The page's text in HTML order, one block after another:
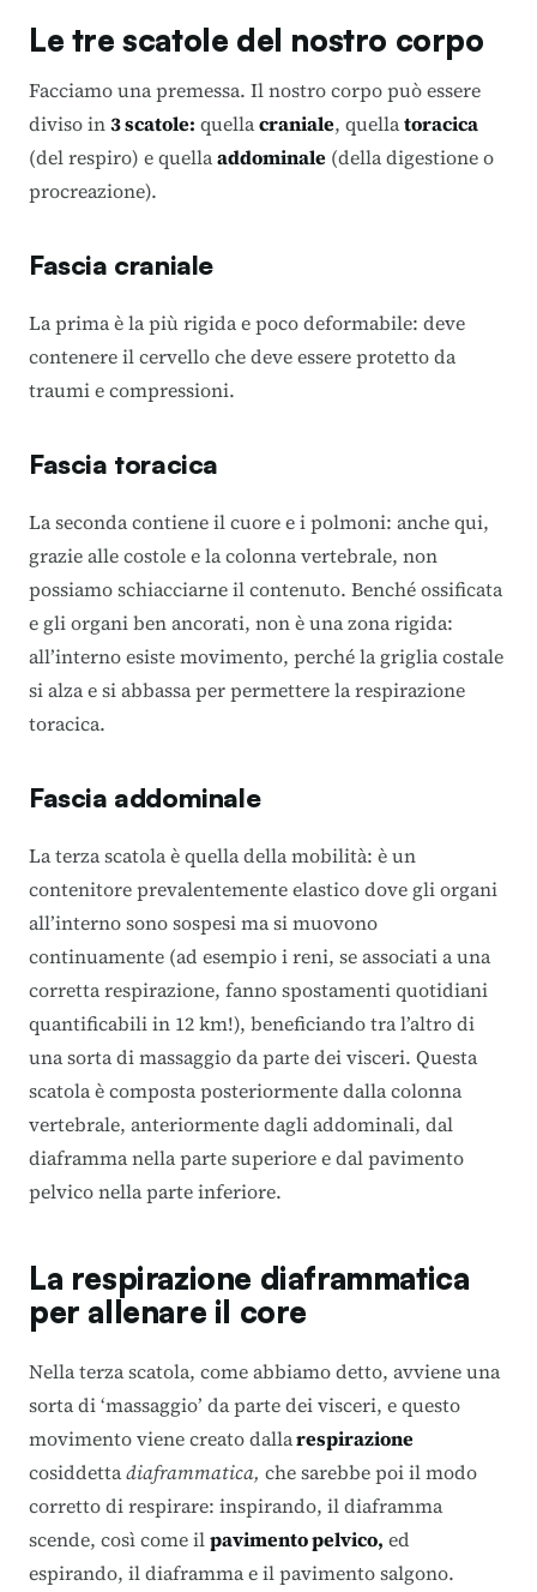
Le tre scatole del nostro corpo
Facciamo una premessa. Il nostro corpo può essere
diviso in3 scatole: quellacraniale, quellatoracica
(del respiro) e quellaaddominale (della digestione o
procreazione).
Fascia craniale
La prima è la più rigida e poco deformabile: deve
contenere il cervello che deve essere protetto da
traumi e compressioni.
Fascia toracica
La seconda contiene il cuore e i polmoni: anche qui,
grazie alle costole e la colonna vertebrale, non
possiamo schiacciarne il contenuto. Benché ossificata
e gli organi ben ancorati, non è una zona rigida:
all’interno esiste movimento, perché la griglia costale
si alza e si abbassa per permettere la respirazione
toracica.
Fascia addominale
La terza scatola è quella della mobilità: è un
contenitore prevalentemente elastico dove gli organi
all’interno sono sospesi ma si muovono
continuamente (ad esempio i reni, se associati a una
corretta respirazione, fanno spostamenti quotidiani
quantificabili in 12 km!), beneficiando tra l’altro di
una sorta di massaggio da parte dei visceri. Questa
scatola è composta posteriormente dalla colonna
vertebrale, anteriormente dagli addominali, dal
diaframma nella parte superiore e dal pavimento
pelvico nella parte inferiore.
La respirazione diaframmatica
per allenare il core
Nella terza scatola, come abbiamo detto, avviene una
sorta di ‘massaggio’ da parte dei visceri, e questo
movimento viene creato dallarespirazione
cosiddettadiaframmatica, che sarebbe poi il modo
corretto di respirare: inspirando, il diaframma
scende, così come ilpavimento pelvico, ed
espirando, il diaframma e il pavimento salgono.